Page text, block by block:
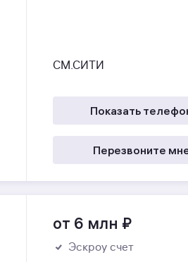
СМ.СИТИ
Показать
Перезвоните
от 6 млн ₽
Эскроу счет